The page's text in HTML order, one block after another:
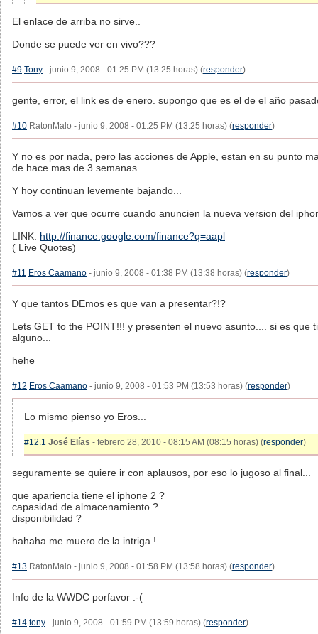
El enlace de arriba no sirve..
Donde se puede ver en vivo???
#9 Tony - junio 9, 2008 - 01:25 PM (13:25 horas) (responder)
gente, error, el link es de enero. supongo que es el de el año
#10 RatonMalo - junio 9, 2008 - 01:25 PM (13:25 horas) (responder)
Y no es por nada, pero las acciones de Apple, estan en su punto
de hace mas de 3 semanas..
Y hoy continuan levemente bajando...
Vamos a ver que ocurre cuando anuncien la nueva version del
LINK: http://finance.google.com/finance?q=aapl
( Live Quotes)
#11 Eros Caamano - junio 9, 2008 - 01:38 PM (13:38 horas) (responder)
Y que tantos DEmos es que van a presentar?!?
Lets GET to the POINT!!! y presenten el nuevo asunto.... si es que
alguno...
hehe
#12 Eros Caamano - junio 9, 2008 - 01:53 PM (13:53 horas) (responder)
Lo mismo pienso yo Eros...
#12.1 José Elías - febrero 28, 2010 - 08:15 AM (08:15 horas) (responder)
seguramente se quiere ir con aplausos, por eso lo jugoso al final...
que apariencia tiene el iphone 2 ?
capasidad de almacenamiento ?
disponibilidad ?
hahaha me muero de la intriga !
#13 RatonMalo - junio 9, 2008 - 01:58 PM (13:58 horas) (responder)
Info de la WWDC porfavor :-(
#14 tony - junio 9, 2008 - 01:59 PM (13:59 horas) (responder)